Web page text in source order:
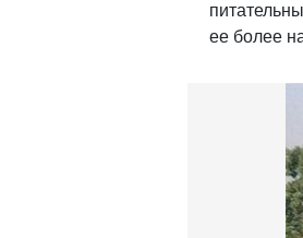
ее более